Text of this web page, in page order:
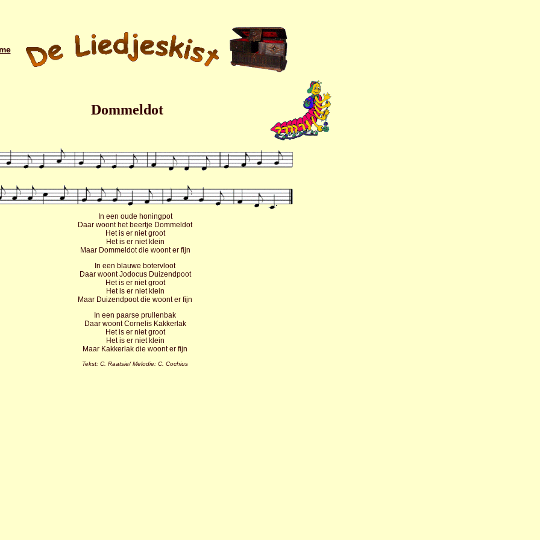
Dommeldot
In een oude honingpot
Daar woont het beertje Dommeldot
Het is er niet groot
Het is er niet klein
Maar Dommeldot die woont er fijn
In een blauwe botervloot
Daar woont Jodocus Duizendpoot
Het is er niet groot
Het is er niet klein
Maar Duizendpoot die woont er fijn
In een paarse prullenbak
Daar woont Cornelis Kakkerlak
Het is er niet groot
Het is er niet klein
Maar Kakkerlak die woont er fijn
Tekst: C. Raatsie/ Melodie: C. Cochius